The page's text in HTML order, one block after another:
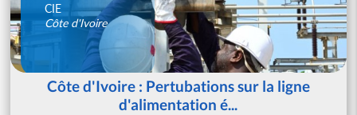
CIE
Côte d'Ivoire
Côte d'Ivoire : Pertubations sur la ligne
d'alimentation é...